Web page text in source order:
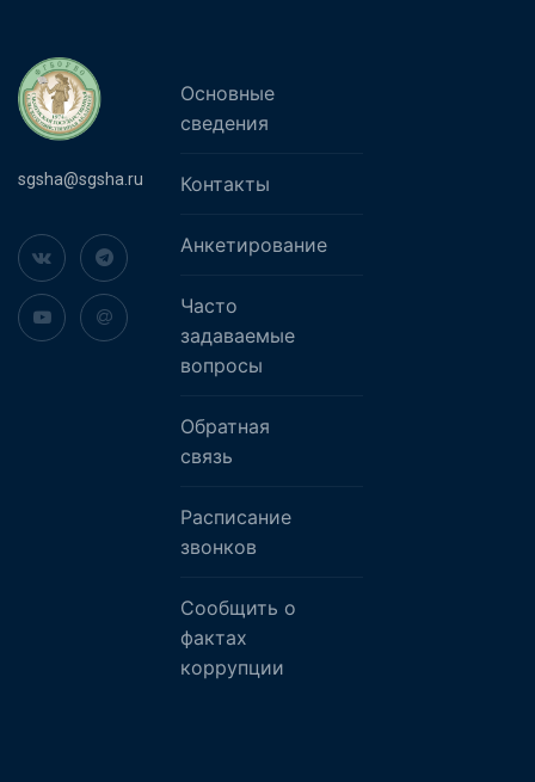
sgsha@sgsha.ru
Основные
сведения
Контакты
Анкетирование
Часто
задаваемые
вопросы
Обратная
связь
Расписание
звонков
Сообщить о
фактах
коррупции